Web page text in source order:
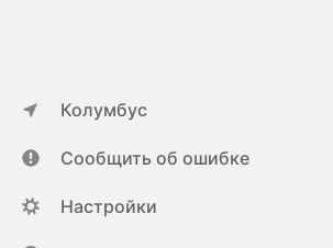
Колумбус
Сообщить об ошибке
Настройки